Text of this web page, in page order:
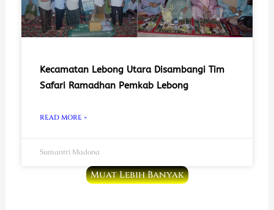
Kecamatan Lebong Utara Disambangi Tim
Safari Ramadhan Pemkab Lebong
READ MORE »
Sumantri Madona
Muat Lebih Banyak